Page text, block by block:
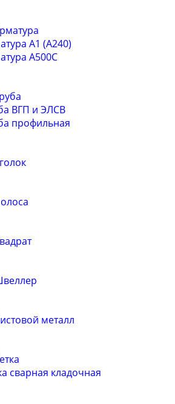
А1 (А240)
А500С
ВГП и ЭЛСВ
профильная
металл
сварная кладочная